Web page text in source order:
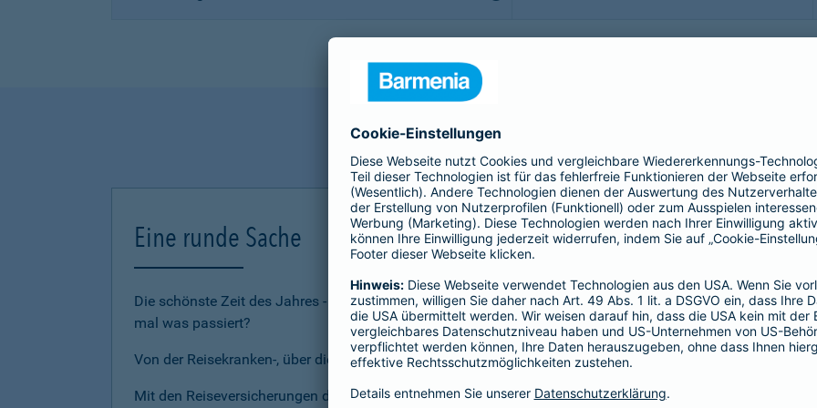
Eine runde Sache
Die schönste Zeit des Jahres - den Urlaub - möchte man sorgenfrei genießen. Doch was, wenn doch
mal was passiert?
Von der Reisekranken-, über die Reiserücktrittsversicherung bis hin zur Gepäckversicherung:
Mit den Reiseversicherungen der Barmenia sichern Sie sich, Ihr Gepäck und Ihre Reisekosten rund